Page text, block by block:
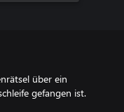
über ein
gefangen ist.